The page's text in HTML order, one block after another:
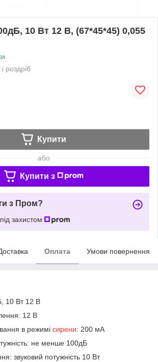
10 Вт 12 В, (67*45*45) 0,055
роздріб
Купити
або
Купити з
з Пром?
захистом
Оплата Умови повернення
10 Вт 12 В
12 В
в режимі сирени: 200 мА
не менше 100дБ
звуковий потужність 10 Вт